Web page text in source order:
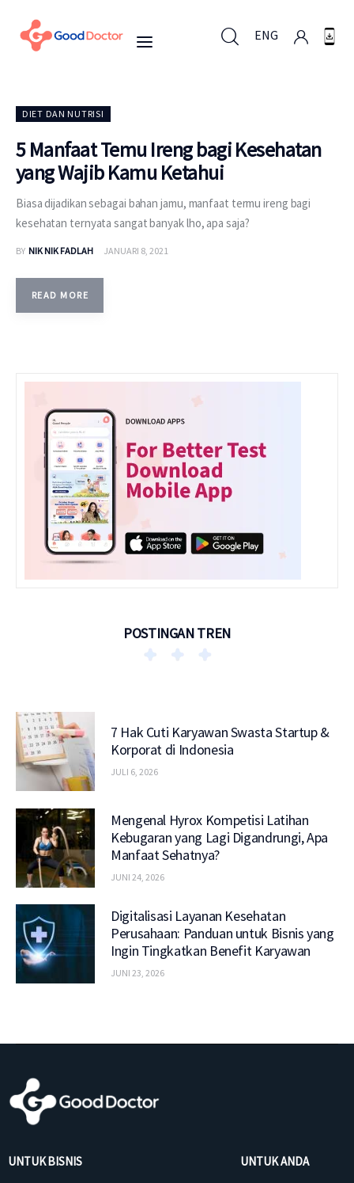
ENG
Untuk Bisnis
Untuk Anda
Mengapa Good Doctor
Berita
DIET DAN NUTRISI
5 Manfaat Temu Ireng bagi Kesehatan
yang Wajib Kamu Ketahui
Biasa dijadikan sebagai bahan jamu, manfaat termu ireng bagi
kesehatan ternyata sangat banyak lho, apa saja?
BY NIK NIK FADLAH JANUARI 8, 2021
READ MORE
POSTINGAN TREN
7 Hak Cuti Karyawan Swasta Startup &
Korporat di Indonesia
JULI 6, 2026
Mengenal Hyrox Kompetisi Latihan
Kebugaran yang Lagi Digandrungi, Apa
Manfaat Sehatnya?
JUNI 24, 2026
Digitalisasi Layanan Kesehatan
Perusahaan: Panduan untuk Bisnis yang
Ingin Tingkatkan Benefit Karyawan
JUNI 23, 2026
UNTUK BISNIS UNTUK ANDA